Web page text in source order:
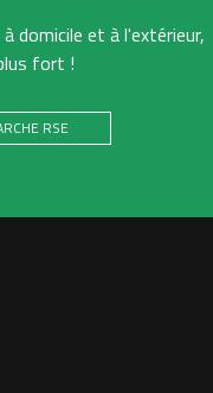
domicile et à l'extérieur,
fort !
RSE